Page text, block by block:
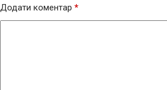
Додати коментар *